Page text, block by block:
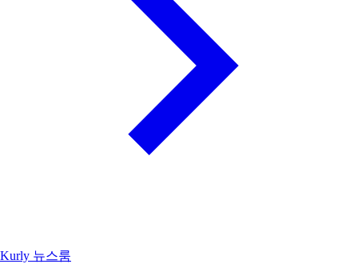
Kurly 뉴스룸